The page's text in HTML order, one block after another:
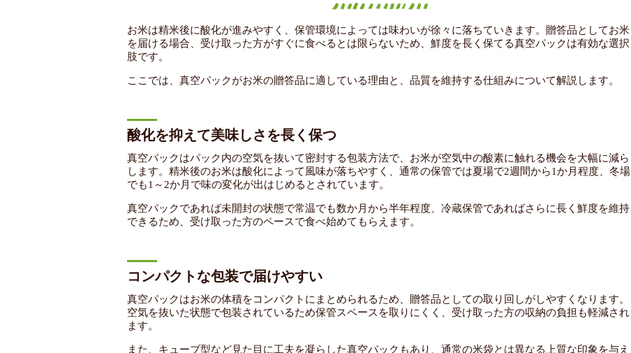
お米は精米後に酸化が進みやすく、保管環境によっては味わいが徐々に落ちていきます。贈答品としてお米
を届ける場合、受け取った方がすぐに食べるとは限らないため、鮮度を長く保てる真空パックは有効な選択
肢です。
ここでは、真空パックがお米の贈答品に適している理由と、品質を維持する仕組みについて解説します。
酸化を抑えて美味しさを長く保つ
真空パックはパック内の空気を抜いて密封する包装方法で、お米が空気中の酸素に触れる機会を大幅に減ら
します。精米後のお米は酸化によって風味が落ちやすく、通常の保管では夏場で2週間から1か月程度、冬場
でも1～2か月で味の変化が出はじめるとされています。
真空パックであれば未開封の状態で常温でも数か月から半年程度、冷蔵保管であればさらに長く鮮度を維持
できるため、受け取った方のペースで食べ始めてもらえます。
コンパクトな包装で届けやすい
真空パックはお米の体積をコンパクトにまとめられるため、贈答品としての取り回しがしやすくなります。
空気を抜いた状態で包装されているため保管スペースを取りにくく、受け取った方の収納の負担も軽減され
ます。
また、キューブ型など見た目に工夫を凝らした真空パックもあり、通常の米袋とは異なる上質な印象を与え